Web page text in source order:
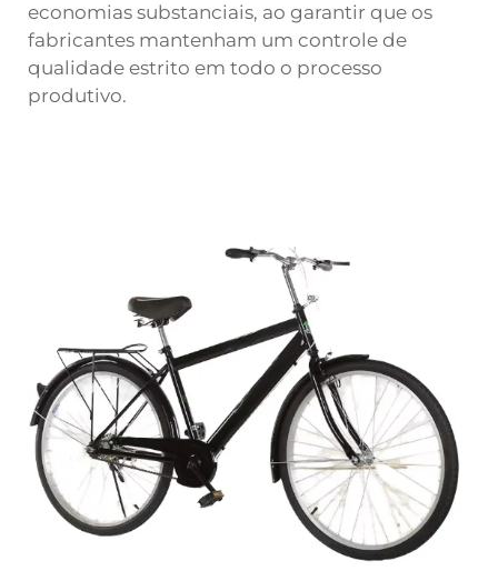
economias substanciais, ao garantir que os
fabricantes mantenham um controle de
qualidade estrito em todo o processo
produtivo.